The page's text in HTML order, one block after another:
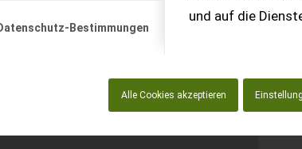
Bestimmungen
und auf die
Alle Cookies akzeptieren